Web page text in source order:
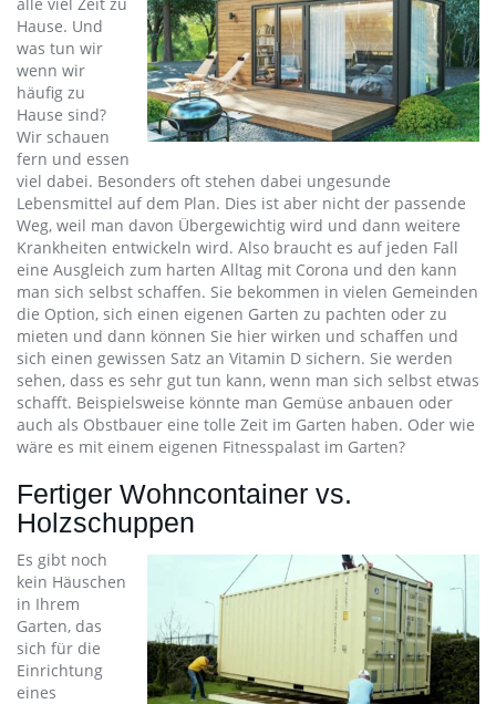
Hause. Und
was tun wir
wenn wir
häufig zu
Hause sind?
Wir schauen
fern und essen
viel dabei. Besonders oft stehen dabei ungesunde
Lebensmittel auf dem Plan. Dies ist aber nicht der passende
Weg, weil man davon Übergewichtig wird und dann weitere
Krankheiten entwickeln wird. Also braucht es auf jeden Fall
eine Ausgleich zum harten Alltag mit Corona und den kann
man sich selbst schaffen. Sie bekommen in vielen Gemeinden
die Option, sich einen eigenen Garten zu pachten oder zu
mieten und dann können Sie hier wirken und schaffen und
sich einen gewissen Satz an Vitamin D sichern. Sie werden
sehen, dass es sehr gut tun kann, wenn man sich selbst etwas
schafft. Beispielsweise könnte man Gemüse anbauen oder
auch als Obstbauer eine tolle Zeit im Garten haben. Oder wie
wäre es mit einem eigenen Fitnesspalast im Garten?
Fertiger Wohncontainer vs.
Holzschuppen
Es gibt noch
kein Häuschen
in Ihrem
Garten, das
sich für die
Einrichtung
eines